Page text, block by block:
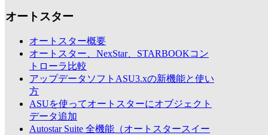
オートスター
オートスター概要
オートスター、NexStar、STARBOOKコン
トローラ比較
アップデータソフトASU3.xの新機能と使い
方
ASUを使ってオートスターにオブジェクト
データ追加
Autostar Suite 全機能（オートスタースイー